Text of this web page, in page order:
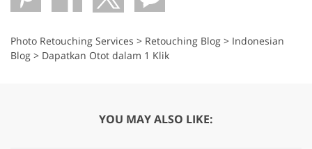
Photo Retouching Services > Retouching Blog > Indonesian
Blog > Dapatkan Otot dalam 1 Klik
YOU MAY ALSO LIKE: